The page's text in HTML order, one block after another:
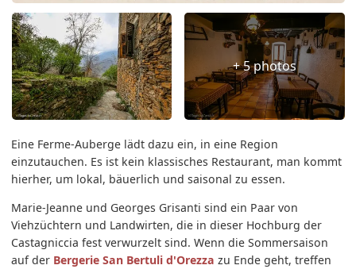
+ 5 photos
Eine Ferme-Auberge lädt dazu ein, in eine Region
einzutauchen. Es ist kein klassisches Restaurant, man kommt
hierher, um lokal, bäuerlich und saisonal zu essen.
Marie-Jeanne und Georges Grisanti sind ein Paar von
Viehzüchtern und Landwirten, die in dieser Hochburg der
Castagniccia fest verwurzelt sind. Wenn die Sommersaison
auf der Bergerie San Bertuli d'Orezza zu Ende geht, treffen